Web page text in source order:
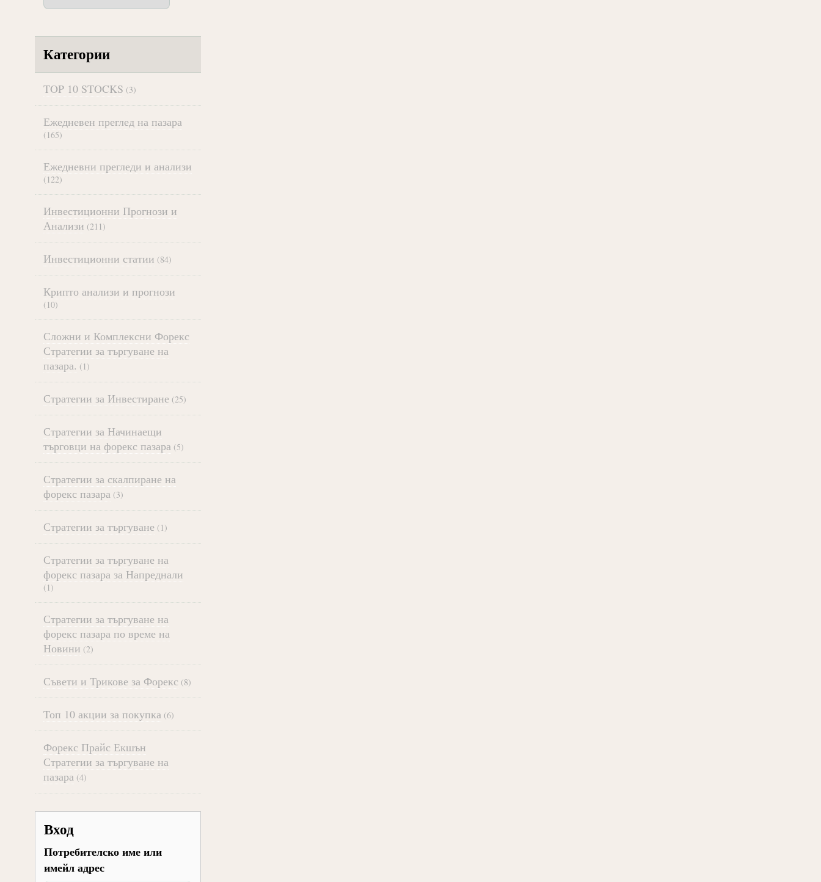
Категории
TOP 10 STOCKS (3)
Ежедневен преглед на пазара
(165)
Ежедневни прегледи и анализи
(122)
Инвестиционни Прогнози и
Анализи (211)
Инвестиционни статии (84)
Крипто анализи и прогнози
(10)
Сложни и Комплексни Форекс
Стратегии за търгуване на
пазара. (1)
Стратегии за Инвестиране (25)
Стратегии за Начинаещи
търговци на форекс пазара (5)
Стратегии за скалпиране на
форекс пазара (3)
Стратегии за търгуване (1)
Стратегии за търгуване на
форекс пазара за Напреднали
(1)
Стратегии за търгуване на
форекс пазара по време на
Новини (2)
Съвети и Трикове за Форекс (8)
Топ 10 акции за покупка (6)
Форекс Прайс Екшън
Стратегии за търгуване на
пазара (4)
Вход
Потребителско име или
имейл адрес